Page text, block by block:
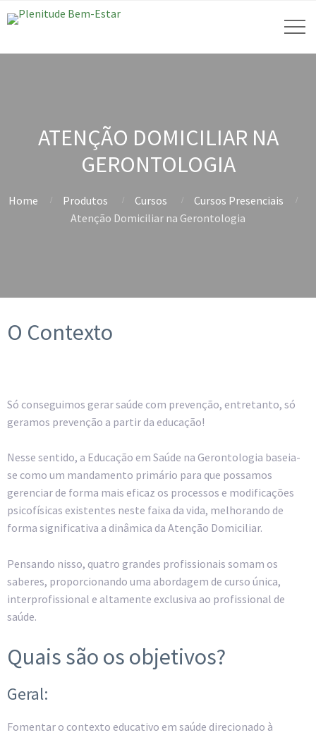
ATENÇÃO DOMICILIAR NA
GERONTOLOGIA
Home Produtos Cursos
Cursos Presenciais
Atenção Domiciliar na Gerontologia
O Contexto
Só conseguimos gerar saúde com prevenção, entretanto, só
geramos prevenção a partir da educação!
Nesse sentido, a Educação em Saúde na Gerontologia baseia-
se como um mandamento primário para que possamos
gerenciar de forma mais eficaz os processos e modificações
psicofísicas existentes neste faixa da vida, melhorando de
forma significativa a dinâmica da Atenção Domiciliar.
Pensando nisso, quatro grandes profissionais somam os
saberes, proporcionando uma abordagem de curso única,
interprofissional e altamente exclusiva ao profissional de
saúde.
Quais são os objetivos?
Geral:
Fomentar o contexto educativo em saúde direcionado à